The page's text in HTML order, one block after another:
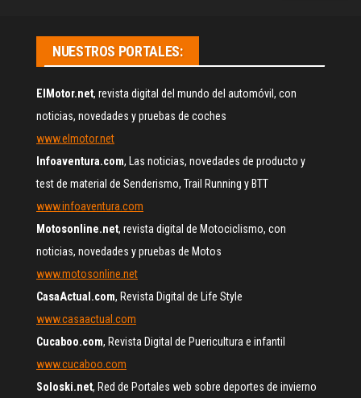
NUESTROS PORTALES:
ElMotor.net, revista digital del mundo del automóvil, con
noticias, novedades y pruebas de coches
www.elmotor.net
Infoaventura.com, Las noticias, novedades de producto y
test de material de Senderismo, Trail Running y BTT
www.infoaventura.com
Motosonline.net, revista digital de Motociclismo, con
noticias, novedades y pruebas de Motos
www.motosonline.net
CasaActual.com, Revista Digital de Life Style
www.casaactual.com
Cucaboo.com, Revista Digital de Puericultura e infantil
www.cucaboo.com
Soloski.net, Red de Portales web sobre deportes de invierno